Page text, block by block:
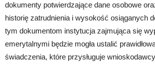
dokumenty potwierdzające dane osobowe
historię zatrudnienia i wysokość osiąganych
tym dokumentom instytucja zajmująca się
emerytalnymi będzie mogła ustalić
świadczenia, które przysługuje